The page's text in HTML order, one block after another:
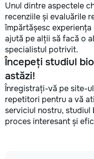
Unul dintre aspectele
recenziile și evaluările
împărtășesc
ajută pe alții să facă o
specialistul potrivit.
Începeți studiul
astăzi!
Înregistrați-vă pe site-
repetitori pentru a vă
serviciul nostru, studiul
proces interesant și